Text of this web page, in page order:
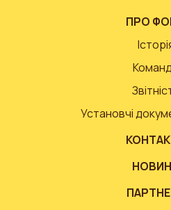
ПРО
Установчі